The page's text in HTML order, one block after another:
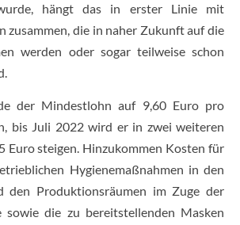
hängt das in erster Linie mit
zusammen, die in naher Zukunft auf die
werden oder sogar teilweise schon
der Mindestlohn auf 9,60 Euro pro
bis Juli 2022 wird er in zwei weiteren
Euro steigen. Hinzukommen Kosten für
Hygienemaßnahmen in den
den Produktionsräumen im Zuge der
sowie die zu bereitstellenden Masken